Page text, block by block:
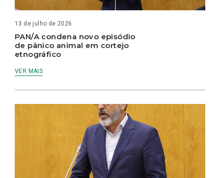
13 de julho de 2026
PAN/A condena novo episódio
de pânico animal em cortejo
etnográfico
VER MAIS